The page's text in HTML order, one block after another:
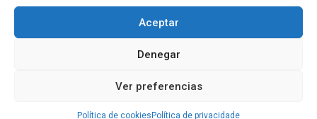
Aceptar
Denegar
Ver preferencias
Política de cookies Política de privacidade